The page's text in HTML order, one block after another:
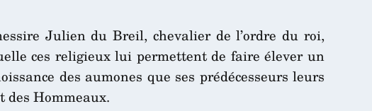
Julien du Breil, chevalier de l’ordre du roi,
ces religieux lui permettent de faire élever un
des aumones que ses prédécesseurs leurs
des Hommeaux.